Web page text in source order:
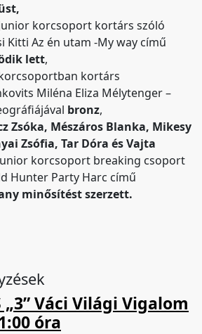
korcsoport kortárs szóló
Kitti Az én utam -My way című
lett,
kortárs
Miléna Eliza Mélytenger –
bronz,
Zsóka, Mészáros Blanka, Mikesy
Zsófia, Tar Dóra és Vajta
korcsoport breaking csoport
Hunter Party Harc című
minősítést szerzett.
„3” Váci Világi Vigalom
óra